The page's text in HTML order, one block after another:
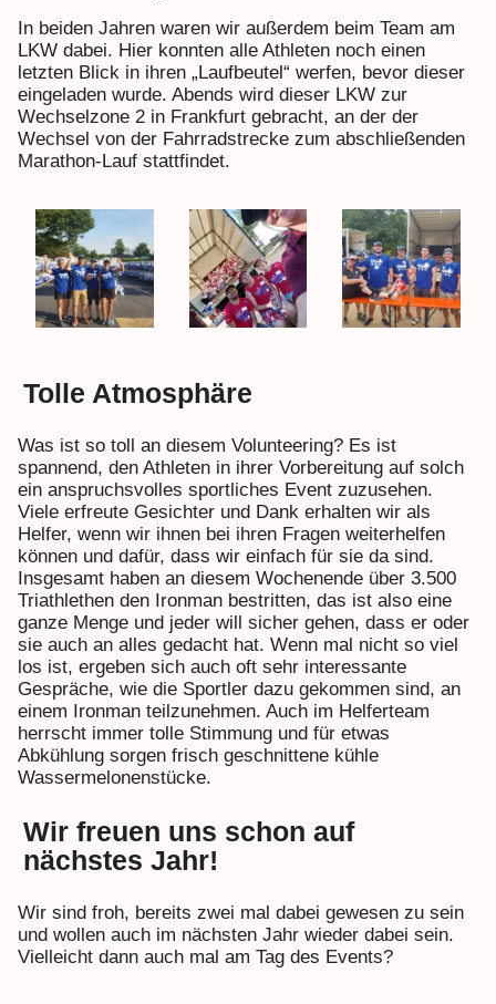
In beiden Jahren waren wir außerdem beim Team am
LKW dabei. Hier konnten alle Athleten noch einen
letzten Blick in ihren „Laufbeutel“ werfen, bevor dieser
eingeladen wurde. Abends wird dieser LKW zur
Wechselzone 2 in Frankfurt gebracht, an der der
Wechsel von der Fahrradstrecke zum abschließenden
Marathon-Lauf stattfindet.
Tolle Atmosphäre
Was ist so toll an diesem Volunteering? Es ist
spannend, den Athleten in ihrer Vorbereitung auf solch
ein anspruchsvolles sportliches Event zuzusehen.
Viele erfreute Gesichter und Dank erhalten wir als
Helfer, wenn wir ihnen bei ihren Fragen weiterhelfen
können und dafür, dass wir einfach für sie da sind.
Insgesamt haben an diesem Wochenende über 3.500
Triathlethen den Ironman bestritten, das ist also eine
ganze Menge und jeder will sicher gehen, dass er oder
sie auch an alles gedacht hat. Wenn mal nicht so viel
los ist, ergeben sich auch oft sehr interessante
Gespräche, wie die Sportler dazu gekommen sind, an
einem Ironman teilzunehmen. Auch im Helferteam
herrscht immer tolle Stimmung und für etwas
Abkühlung sorgen frisch geschnittene kühle
Wassermelonenstücke.
Wir freuen uns schon auf
nächstes Jahr!
Wir sind froh, bereits zwei mal dabei gewesen zu sein
und wollen auch im nächsten Jahr wieder dabei sein.
Vielleicht dann auch mal am Tag des Events?